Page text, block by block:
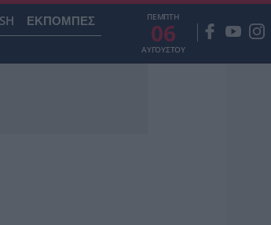
ΕΚΠΟΜΠΕΣ ΠΕΜΠΤΗ
06
ΑΥΓΟΥΣΤΟΥ